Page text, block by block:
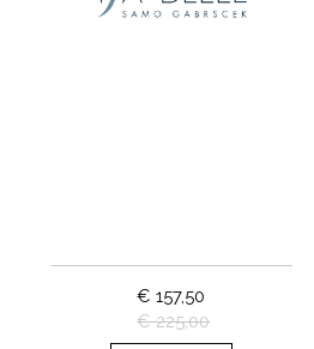
€ 157,50
€ 225,00